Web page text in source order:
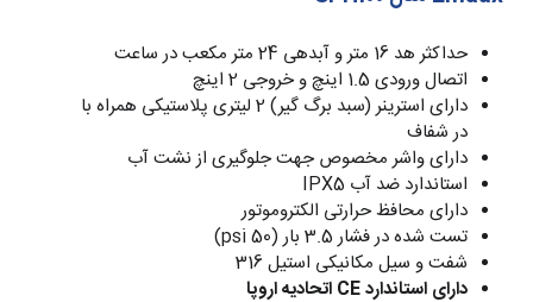
حداکثر هد 16 متر و آبدهی 24 متر مکعب در ساعت
اتصال ورودی 1.5 اینچ و خروجی 2 اینچ
دارای استرینر (سبد برگ گیر) 2 لیتری پلاستیکی همراه با
در شفاف
دارای واشر مخصوص جهت جلوگیری از نشت آب
استاندارد ضد آب IPX5
دارای محافظ حرارتی الکتروموتور
تست شده در فشار 3.5 بار (50 psi)
شفت و سیل مکانیکی استیل 316
دارای استاندارد CE اتحادیه اروپا